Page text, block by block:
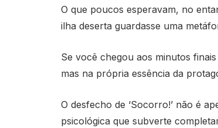
O que poucos esperavam, no
ilha deserta guardasse uma
Se você chegou aos minutos
mas na própria essência da
O desfecho de ‘Socorro!’ não é
psicológica que subverte